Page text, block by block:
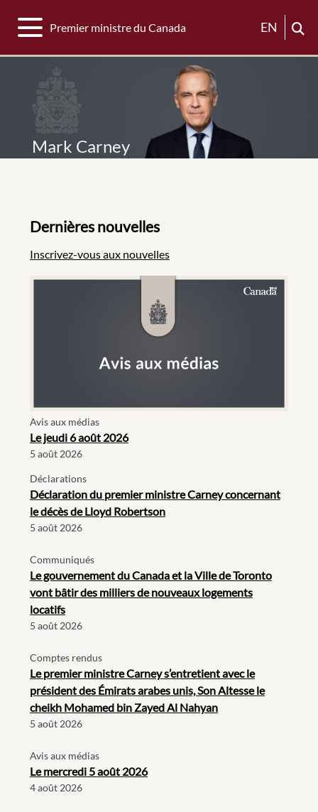
Basculer la navigation
Premier ministre du Canada EN
Mark Carney
Dernières nouvelles
Inscrivez-vous aux nouvelles
Avis aux médias
Le jeudi 6 août 2026
5 août 2026
Déclarations
Déclaration du premier ministre Carney concernant
le décès de Lloyd Robertson
5 août 2026
Communiqués
Le gouvernement du Canada et la Ville de Toronto
vont bâtir des milliers de nouveaux logements
locatifs
5 août 2026
Comptes rendus
Le premier ministre Carney s’entretient avec le
président des Émirats arabes unis, Son Altesse le
cheikh Mohamed bin Zayed Al Nahyan
5 août 2026
Avis aux médias
Le mercredi 5 août 2026
4 août 2026